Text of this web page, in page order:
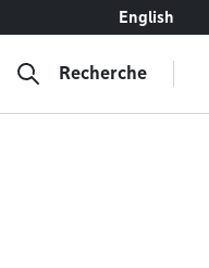
English
Recherche